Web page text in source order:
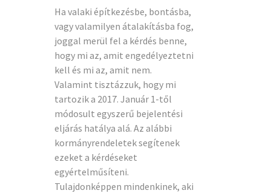
Ha valaki építkezésbe, bontásba,
vagy valamilyen átalakításba fog,
joggal merül fel a kérdés benne,
hogy mi az, amit engedélyeztetni
kell és mi az, amit nem.
Valamint tisztázzuk, hogy mi
tartozik a 2017. Január 1-től
módosult egyszerű bejelentési
eljárás hatálya alá. Az alábbi
kormányrendeletek segítenek
ezeket a kérdéseket
egyértelműsíteni.
Tulajdonképpen mindenkinek, aki